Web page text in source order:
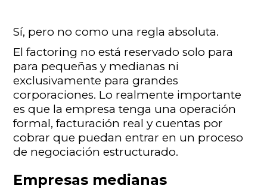
Sí, pero no como una regla absoluta.
El factoring no está reservado solo para
para pequeñas y medianas ni
exclusivamente para grandes
corporaciones. Lo realmente importante
es que la empresa tenga una operación
formal, facturación real y cuentas por
cobrar que puedan entrar en un proceso
de negociación estructurado.
Empresas medianas